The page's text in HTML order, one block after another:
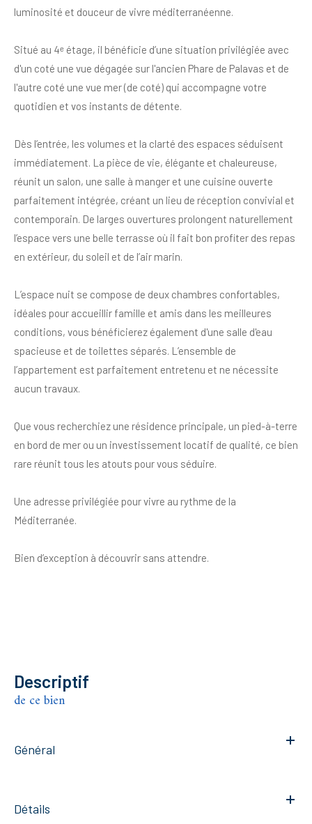
luminosité et douceur de vivre méditerranéenne.
Situé au 4ᵉ étage, il bénéficie d’une situation privilégiée avec
d'un coté une vue dégagée sur l'ancien Phare de Palavas et de
l'autre coté une vue mer (de coté) qui accompagne votre
quotidien et vos instants de détente.
Dès l’entrée, les volumes et la clarté des espaces séduisent
immédiatement. La pièce de vie, élégante et chaleureuse,
réunit un salon, une salle à manger et une cuisine ouverte
parfaitement intégrée, créant un lieu de réception convivial et
contemporain. De larges ouvertures prolongent naturellement
l’espace vers une belle terrasse où il fait bon profiter des repas
en extérieur, du soleil et de l’air marin.
L’espace nuit se compose de deux chambres confortables,
idéales pour accueillir famille et amis dans les meilleures
conditions, vous bénéficierez également d'une salle d'eau
spacieuse et de toilettes séparés. L’ensemble de
l’appartement est parfaitement entretenu et ne nécessite
aucun travaux.
Que vous recherchiez une résidence principale, un pied-à-terre
en bord de mer ou un investissement locatif de qualité, ce bien
rare réunit tous les atouts pour vous séduire.
Une adresse privilégiée pour vivre au rythme de la
Méditerranée.
Bien d’exception à découvrir sans attendre.
descriptif
de ce bien
Général
Détails